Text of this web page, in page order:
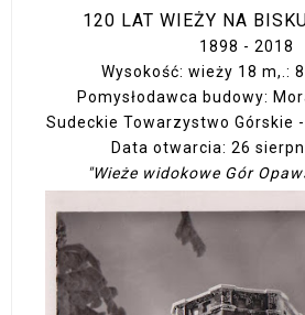
120 LAT WIEŻY NA
1898 - 2018
Wysokość: wieży 18 m,.:
Pomysłodawca budowy:
Sudeckie Towarzystwo Górskie
Data otwarcia: 26
"Wieże widokowe Gór